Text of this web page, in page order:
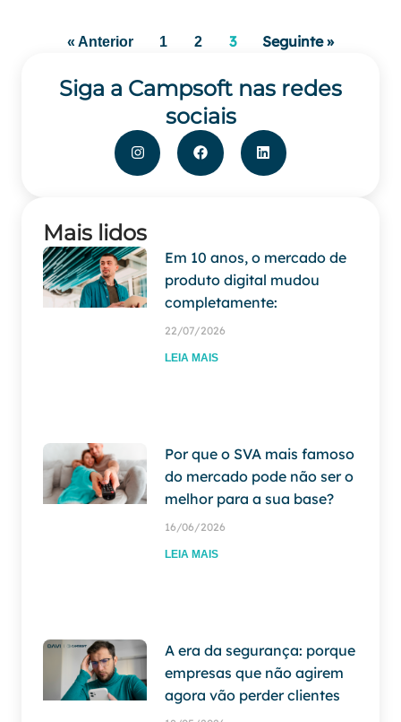
« Anterior 1 2 3 Seguinte »
Siga a Campsoft nas redes
sociais
Mais lidos
Em 10 anos, o mercado de
produto digital mudou
completamente:
22/07/2026
LEIA MAIS
Por que o SVA mais famoso
do mercado pode não ser o
melhor para a sua base?
16/06/2026
LEIA MAIS
A era da segurança: porque
empresas que não agirem
agora vão perder clientes